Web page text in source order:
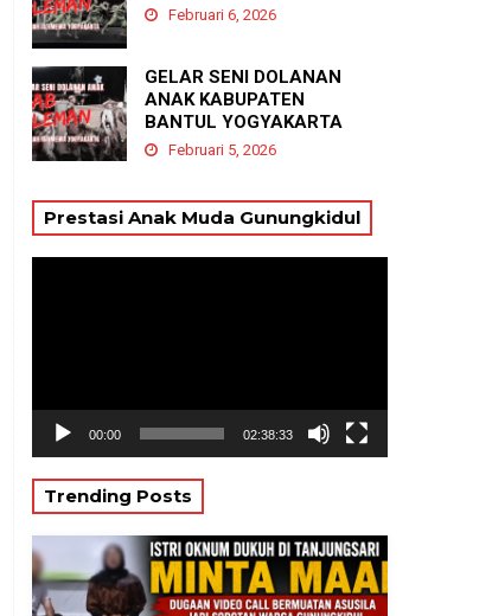
Februari 6, 2026
GELAR SENI DOLANAN
ANAK KABUPATEN
BANTUL YOGYAKARTA
Februari 5, 2026
Prestasi Anak Muda Gunungkidul
00:00 02:38:33
Trending Posts